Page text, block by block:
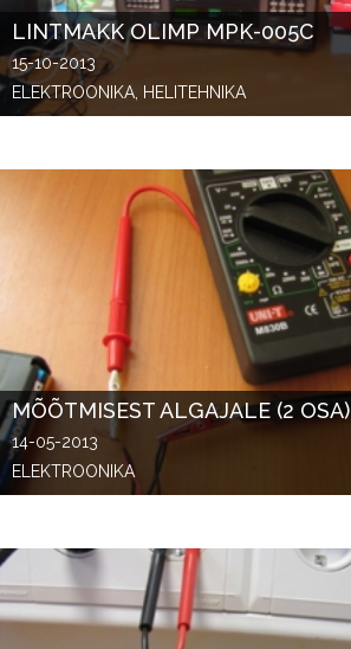
LINTMAKK OLIMP MPK-005C
15-10-2013
ELEKTROONIKA, HELITEHNIKA
MÕÕTMISEST ALGAJALE (2 OSA)
14-05-2013
ELEKTROONIKA